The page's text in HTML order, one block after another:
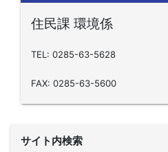
住民課 環境係
TEL: 0285-63-5628
FAX: 0285-63-5600
サイト内検索